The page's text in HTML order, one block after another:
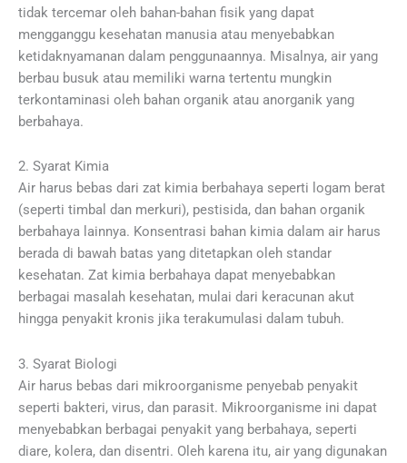
tidak tercemar oleh bahan-bahan fisik yang dapat
mengganggu kesehatan manusia atau menyebabkan
ketidaknyamanan dalam penggunaannya. Misalnya, air yang
berbau busuk atau memiliki warna tertentu mungkin
terkontaminasi oleh bahan organik atau anorganik yang
berbahaya.
2. Syarat Kimia
Air harus bebas dari zat kimia berbahaya seperti logam berat
(seperti timbal dan merkuri), pestisida, dan bahan organik
berbahaya lainnya. Konsentrasi bahan kimia dalam air harus
berada di bawah batas yang ditetapkan oleh standar
kesehatan. Zat kimia berbahaya dapat menyebabkan
berbagai masalah kesehatan, mulai dari keracunan akut
hingga penyakit kronis jika terakumulasi dalam tubuh.
3. Syarat Biologi
Air harus bebas dari mikroorganisme penyebab penyakit
seperti bakteri, virus, dan parasit. Mikroorganisme ini dapat
menyebabkan berbagai penyakit yang berbahaya, seperti
diare, kolera, dan disentri. Oleh karena itu, air yang digunakan